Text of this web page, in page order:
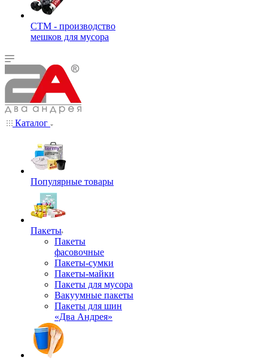
СТМ - производство
мешков для мусора
Каталог
Популярные товары
Пакеты
Пакеты
фасовочные
Пакеты-сумки
Пакеты-майки
Пакеты для мусора
Вакуумные пакеты
Пакеты для шин
«Два Андрея»